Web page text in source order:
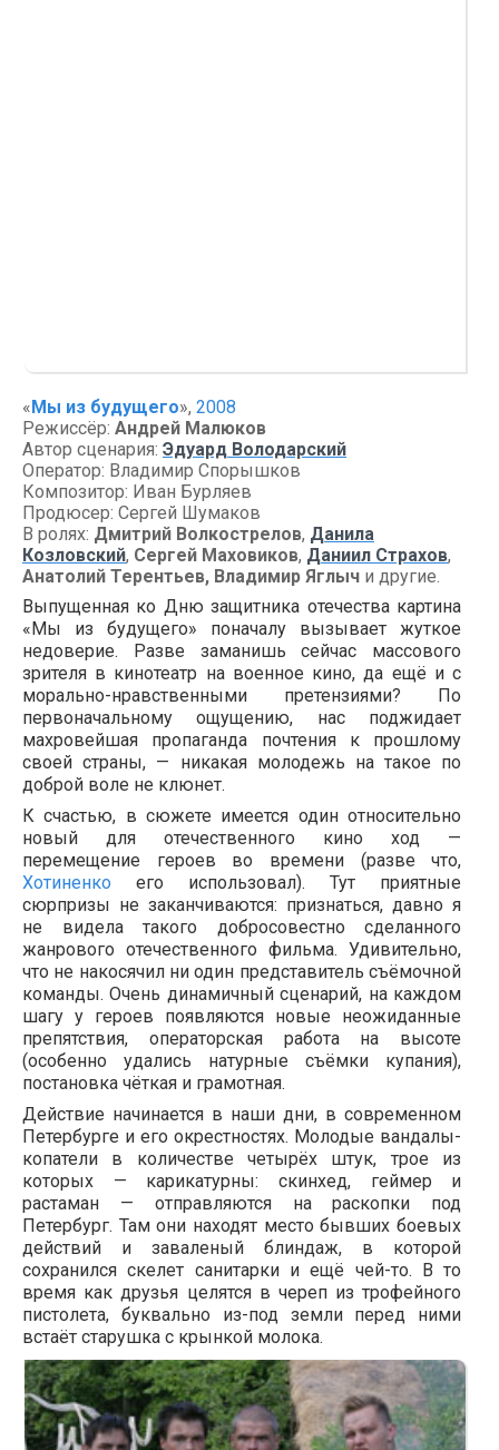
« Мы из будущего», 2008
Режиссёр: Андрей Малюков
Автор сценария: Эдуард Володарский
Оператор: Владимир Спорышков
Композитор: Иван Бурляев
Продюсер: Сергей Шумаков
В ролях: Дмитрий Волкострелов, Данила
Козловский, Сергей Маховиков, Даниил Страхов,
Анатолий Терентьев, Владимир Яглыч и другие.
Выпущенная ко Дню защитника отечества картина
«Мы из будущего» поначалу вызывает жуткое
недоверие. Разве заманишь сейчас массового
зрителя в кинотеатр на военное кино, да ещё и с
морально-нравственными претензиями? По
первоначальному ощущению, нас поджидает
махровейшая пропаганда почтения к прошлому
своей страны, — никакая молодежь на такое по
доброй воле не клюнет.
К счастью, в сюжете имеется один относительно
новый для отечественного кино ход —
перемещение героев во времени (разве что,
Хотиненко его использовал). Тут приятные
сюрпризы не заканчиваются: признаться, давно я
не видела такого добросовестно сделанного
жанрового отечественного фильма. Удивительно,
что не накосячил ни один представитель съёмочной
команды. Очень динамичный сценарий, на каждом
шагу у героев появляются новые неожиданные
препятствия, операторская работа на высоте
(особенно удались натурные съёмки купания),
постановка чёткая и грамотная.
Действие начинается в наши дни, в современном
Петербурге и его окрестностях. Молодые вандалы-
копатели в количестве четырёх штук, трое из
которых — карикатурны: скинхед, геймер и
растаман — отправляются на раскопки под
Петербург. Там они находят место бывших боевых
действий и заваленый блиндаж, в которой
сохранился скелет санитарки и ещё чей-то. В то
время как друзья целятся в череп из трофейного
пистолета, буквально из-под земли перед ними
встаёт старушка с крынкой молока.